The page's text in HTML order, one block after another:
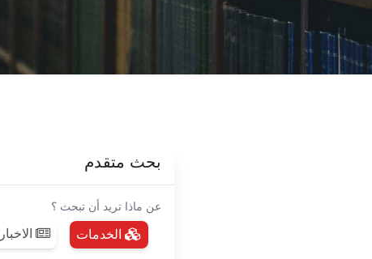
بحث متقدم
عن ماذا تريد أن تبحث ؟